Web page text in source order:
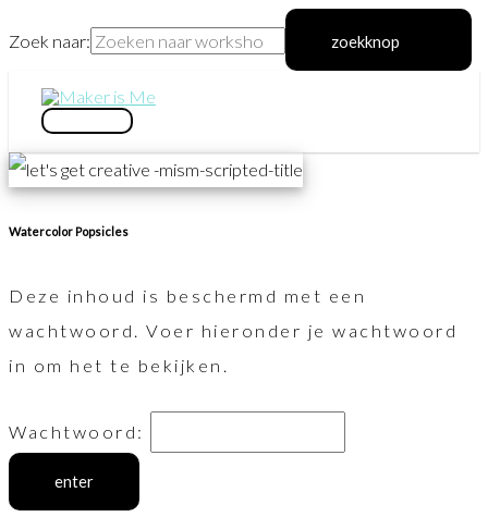
Zoek naar: zoekknop
de
inhoud
hoofdmenu
Watercolor Popsicles
Deze inhoud is beschermd met een
wachtwoord. Voer hieronder je wachtwoord
in om het te bekijken.
Wachtwoord: